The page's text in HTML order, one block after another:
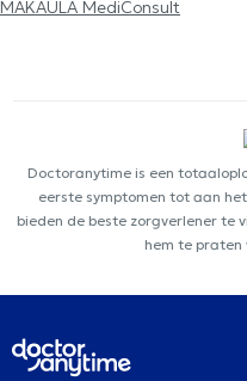
MAKAULA MediConsult
Doctoranytime is een
eerste symptomen tot aan
bieden de beste zorgverlener te
hem te praten